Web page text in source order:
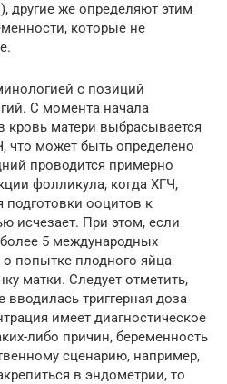
другие же определяют этим
которые не
с позиций
С момента начала
матери выбрасывается
что может быть определено
проводится примерно
фолликула, когда ХГЧ,
ооцитов к
исчезает. При этом, если
5 международных
попытке плодного яйца
матки. Следует отметить,
триггерная доза
имеет диагностическое
либо причин, беременность
сценарию, например,
в эндометрии, то